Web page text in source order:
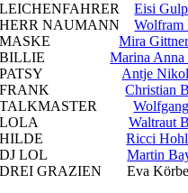
LEICHENFAHREREisi Gulp
HERR NAUMANNWolfram
MASKEMira
BILLIEMarina Anna
PATSY Antje
FRANKChristian
TALKMASTER
LOLAWaltraut
HILDERicci
DJ LOLMartin
DREI GRAZIEN Eva Körber,